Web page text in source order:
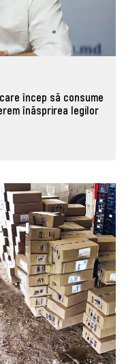
încep să consume
înăsprirea legilor